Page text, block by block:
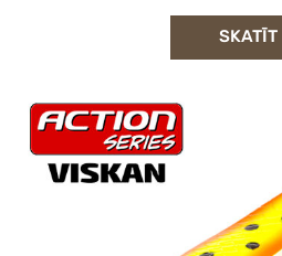
SKATĪT